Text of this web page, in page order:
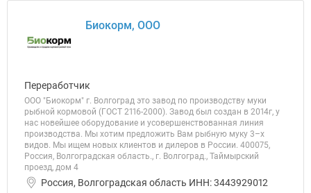
Биокорм, ООО
Переработчик
ООО "Биокорм" г. Волгоград это завод по производству муки
рыбной кормовой (ГОСТ 2116-2000). Завод был создан в 2014г, у
нас новейшее оборудование и усовершенствованная линия
производства. Мы хотим предложить Вам рыбную муку 3–х
видов. Мы ищем новых клиентов и дилеров в России. 400075,
Россия, Волгоградская область., г. Волгоград., Таймырский
проезд, дом 4
Россия, Волгоградская область ИНН: 3443929012